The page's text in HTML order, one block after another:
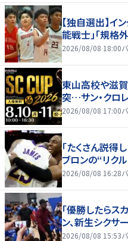
【独自選出】イ
能戦士」「規格
2026/08/08 18:00
東山高校や滋
突…サン・クロ
2026/08/08 17:00
「たくさん説得
ブロンの“リク
2026/08/08 16:28
「優勝したらス
ン、新生シクサ
2026/08/08 15:53